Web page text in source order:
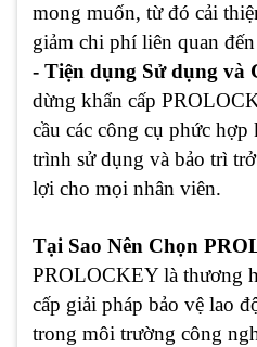
mong muốn, từ đó cải
giảm chi phí liên quan
- Tiện dụng Sử dụng và
dừng khẩn cấp
cầu các công cụ phức
trình sử dụng và bảo trì
lợi cho mọi nhân viên.
Tại Sao Nên Chọn
PROLOCKEY là thương
cấp giải pháp bảo vệ lao
trong môi trường công